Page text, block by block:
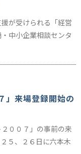
が受けられる「経営
中小企業相談センタ
」来場登録開始の
００７」の事前の来
５、２６日に六本木